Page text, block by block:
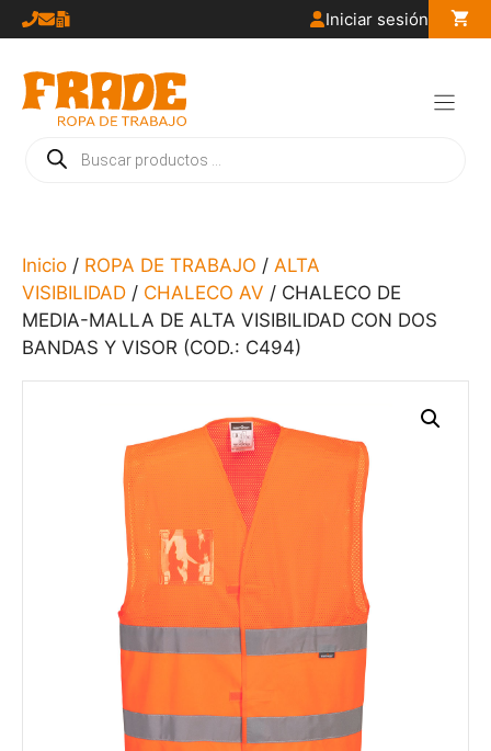
Saltar
al
contenido
Iniciar sesión
Búsqueda
de
Inicio / ROPA DE TRABAJO / ALTA
VISIBILIDAD / CHALECO AV / CHALECO DE
MEDIA-MALLA DE ALTA VISIBILIDAD CON DOS
BANDAS Y VISOR (COD.: C494)